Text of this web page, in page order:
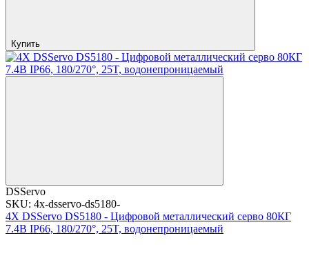
Купить
DSServo
SKU: 4x-dsservo-ds5180-
4X DSServo DS5180 - Цифровой металлический серво 80КГ
7.4В IP66, 180/270°, 25T, водонепроницаемый